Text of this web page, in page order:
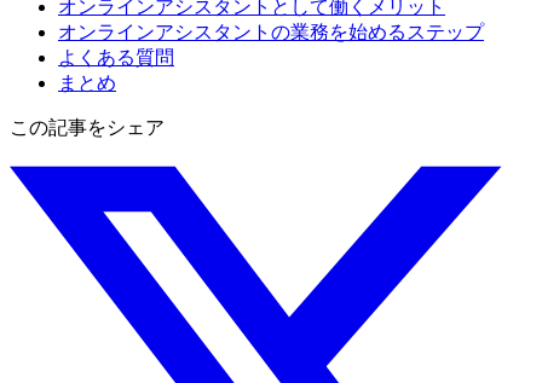
オンラインアシスタントとして働くメリット
オンラインアシスタントの業務を始めるステップ
よくある質問
まとめ
この記事をシェア